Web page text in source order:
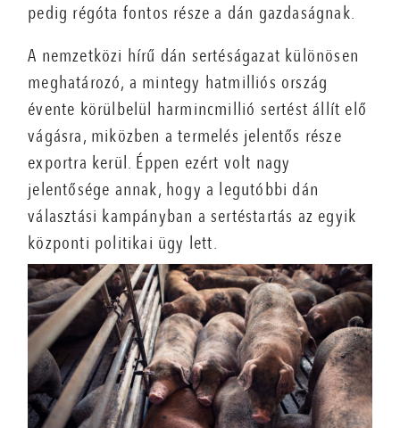
pedig régóta fontos része a dán gazdaságnak.
A nemzetközi hírű dán sertéságazat különösen
meghatározó, a mintegy hatmilliós ország
évente körülbelül harmincmillió sertést állít elő
vágásra, miközben a termelés jelentős része
exportra kerül. Éppen ezért volt nagy
jelentősége annak, hogy a legutóbbi dán
választási kampányban a sertéstartás az egyik
központi politikai ügy lett.